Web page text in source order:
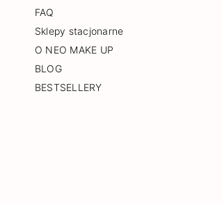
FAQ
Sklepy stacjonarne
O NEO MAKE UP
BLOG
BESTSELLERY